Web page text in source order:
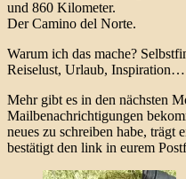
und 860 Kilometer.
Der Camino del Norte.
Warum ich das mache?
Reiselust, Urlaub, Inspiration…
Mehr gibt es in den nächsten
Mailbenachrichtigungen
neues zu schreiben habe, trägt
bestätigt den link in eurem